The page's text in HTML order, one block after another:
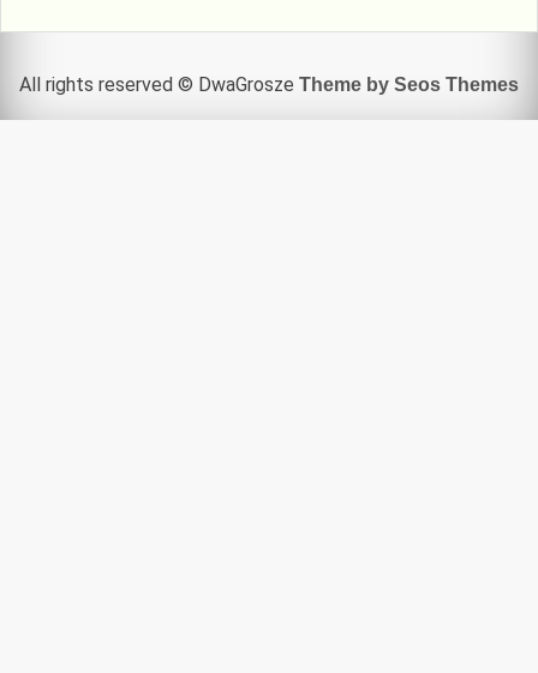
All rights reserved © DwaGrosze Theme by Seos Themes